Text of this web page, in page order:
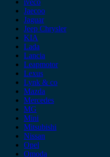
Jaecoo
Jaguar
Jeep Chrysler
KIA
Lada
Lancia
Leapmotor
Lexus
Lynk & co
Mazda
Mercedes
MG
Mini
Mitsubishi
Nissan
Opel
Omoda